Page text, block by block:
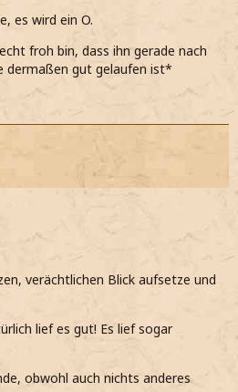
es wird ein O.
froh bin, dass ihn gerade nach
dermaßen gut gelaufen ist*
verächtlichen Blick aufsetze und
lief es gut! Es lief sogar
obwohl auch nichts anderes